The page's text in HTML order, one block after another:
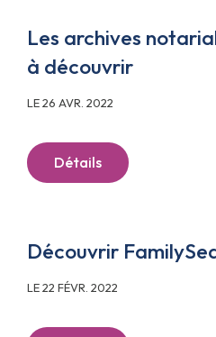
Les archives
à découvrir
LE 26 AVR. 2022
Détails
Découvrir
LE 22 FÉVR. 2022